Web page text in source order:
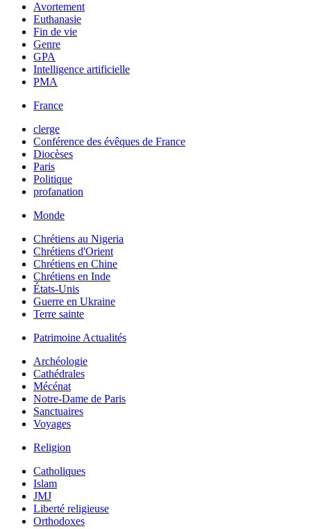
Avortement
Euthanasie
Fin de vie
Genre
GPA
Intelligence artificielle
PMA
France
clerge
Conférence des évêques de France
Diocèses
Paris
Politique
profanation
Monde
Chrétiens au Nigeria
Chrétiens d'Orient
Chrétiens en Chine
Chrétiens en Inde
États-Unis
Guerre en Ukraine
Terre sainte
Patrimoine Actualités
Archéologie
Cathédrales
Mécénat
Notre-Dame de Paris
Sanctuaires
Voyages
Religion
Catholiques
Islam
JMJ
Liberté religieuse
Orthodoxes